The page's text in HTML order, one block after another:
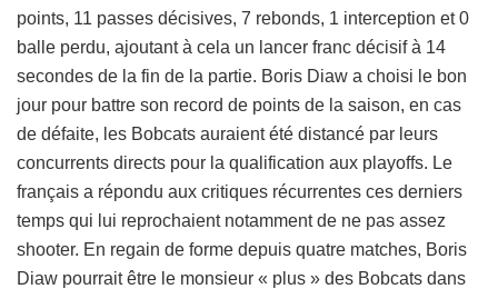
points, 11 passes décisives, 7 rebonds, 1 interception et 0
balle perdu, ajoutant à cela un lancer franc décisif à 14
secondes de la fin de la partie. Boris Diaw a choisi le bon
jour pour battre son record de points de la saison, en cas
de défaite, les Bobcats auraient été distancé par leurs
concurrents directs pour la qualification aux playoffs. Le
français a répondu aux critiques récurrentes ces derniers
temps qui lui reprochaient notamment de ne pas assez
shooter. En regain de forme depuis quatre matches, Boris
Diaw pourrait être le monsieur « plus » des Bobcats dans